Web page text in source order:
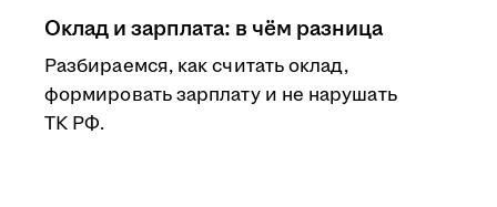
Оклад и зарплата: в чём разница
Разбираемся, как считать оклад,
формировать зарплату и не нарушать
ТК РФ.